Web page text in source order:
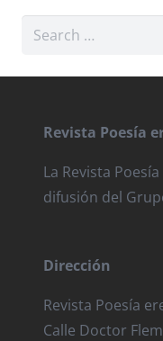
Search
Revista Poesía
La Revista
difusión del
Dirección
Revista Poesía
Calle Doctor